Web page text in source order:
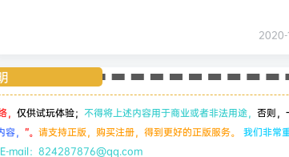
2020-
仅供试玩体验； 不得将上述内容用于商业或者非法用途， 否则，
， ”。 请支持正版，购买注册，得到更好的正版服务。 我们非常
E-mail：824287876@qq.com